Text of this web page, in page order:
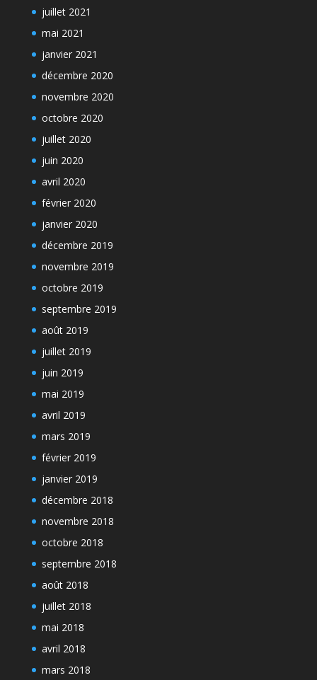
juillet 2021
mai 2021
janvier 2021
décembre 2020
novembre 2020
octobre 2020
juillet 2020
juin 2020
avril 2020
février 2020
janvier 2020
décembre 2019
novembre 2019
octobre 2019
septembre 2019
août 2019
juillet 2019
juin 2019
mai 2019
avril 2019
mars 2019
février 2019
janvier 2019
décembre 2018
novembre 2018
octobre 2018
septembre 2018
août 2018
juillet 2018
mai 2018
avril 2018
mars 2018